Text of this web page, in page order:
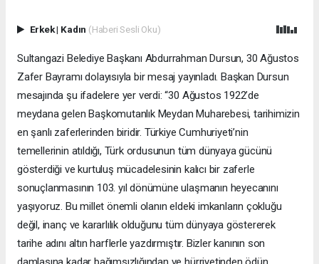
Erkek| Kadın (Haberi Sesli Oku)
Sultangazi Belediye Başkanı Abdurrahman Dursun, 30 Ağustos
Zafer Bayramı dolayısıyla bir mesaj yayınladı. Başkan Dursun
mesajında şu ifadelere yer verdi: “30 Ağustos 1922’de
meydana gelen Başkomutanlık Meydan Muharebesi, tarihimizin
en şanlı zaferlerinden biridir. Türkiye Cumhuriyeti’nin
temellerinin atıldığı, Türk ordusunun tüm dünyaya gücünü
gösterdiği ve kurtuluş mücadelesinin kalıcı bir zaferle
sonuçlanmasının 103. yıl dönümüne ulaşmanın heyecanını
yaşıyoruz. Bu millet önemli olanın eldeki imkanların çokluğu
değil, inanç ve kararlılık olduğunu tüm dünyaya göstererek
tarihe adını altın harflerle yazdırmıştır. Bizler kanının son